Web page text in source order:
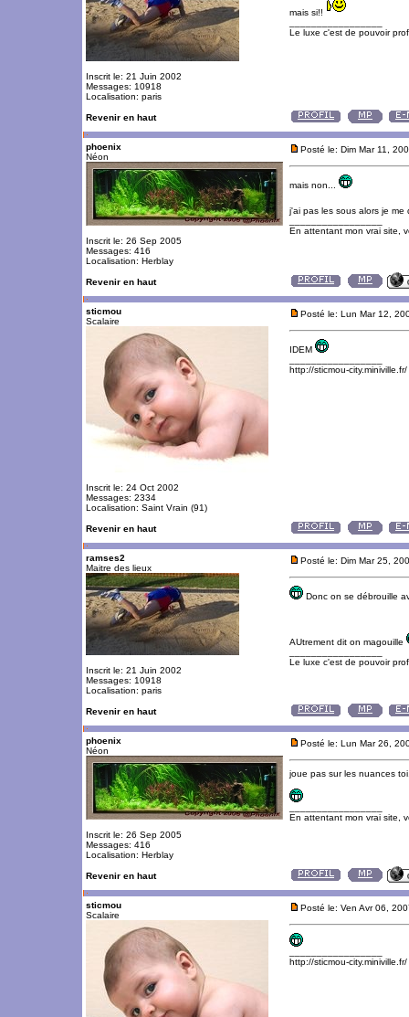
Inscrit le: 21 Juin 2002
Messages: 10918
Localisation: paris
mais si!!
Le luxe c'est de pouvoir
Revenir en haut
phoenix
Néon
Inscrit le: 26 Sep 2005
Messages: 416
Localisation: Herblay
Posté le: Dim Mar 11,
mais non...
j'ai pas les sous alors je
En attentant mon vrai site,
Revenir en haut
sticmou
Scalaire
Inscrit le: 24 Oct 2002
Messages: 2334
Localisation: Saint Vrain (91)
Posté le: Lun Mar 12,
IDEM
http://sticmou-city.miniville.fr/
Revenir en haut
ramses2
Maitre des lieux
Inscrit le: 21 Juin 2002
Messages: 10918
Localisation: paris
Posté le: Dim Mar 25,
Donc on se débrouille
AUtrement dit on magouille
Le luxe c'est de pouvoir
Revenir en haut
phoenix
Néon
Inscrit le: 26 Sep 2005
Messages: 416
Localisation: Herblay
Posté le: Lun Mar 26,
joue pas sur les nuances
En attentant mon vrai site,
Revenir en haut
sticmou
Scalaire
Posté le: Ven Avr 06,
http://sticmou-city.miniville.fr/